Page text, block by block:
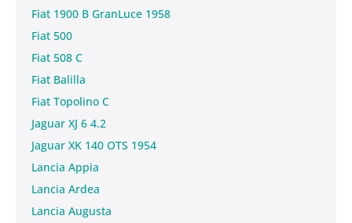
Fiat 1900 B GranLuce 1958
Fiat 500
Fiat 508 C
Fiat Balilla
Fiat Topolino C
Jaguar XJ 6 4.2
Jaguar XK 140 OTS 1954
Lancia Appia
Lancia Ardea
Lancia Augusta